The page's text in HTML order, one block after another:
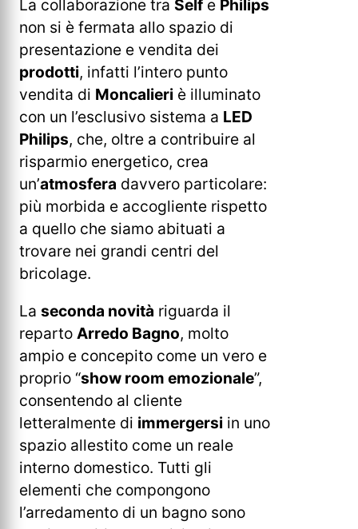
La collaborazione tra Selfe Philips
non si è fermata allo spazio di
presentazione e vendita dei
prodotti, infatti l’intero punto
vendita di Moncalieri è illuminato
con un l’esclusivo sistema a LED
Philips, che, oltre a contribuire al
risparmio energetico, crea
un’atmosfera davvero particolare:
più morbida e accogliente rispetto
a quello che siamo abituati a
trovare nei grandi centri del
bricolage.
La seconda novità riguarda il
reparto Arredo Bagno, molto
ampio e concepito come un vero e
proprio “show room emozionale”,
consentendo al cliente
letteralmente di immergersi in uno
spazio allestito come un reale
interno domestico. Tutti gli
elementi che compongono
l’arredamento di un bagno sono